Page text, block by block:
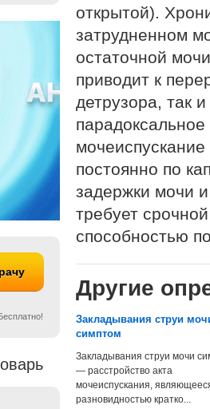
открытой).
затрудненном
остаточной
приводит к
детрузора, так
постоянно по
задержки мочи
требует
способностью
Другие
Закладывания струи
симптом
Закладывания струи мочи
— расстройство акта
мочеиспускания,
разновидностью кратко...